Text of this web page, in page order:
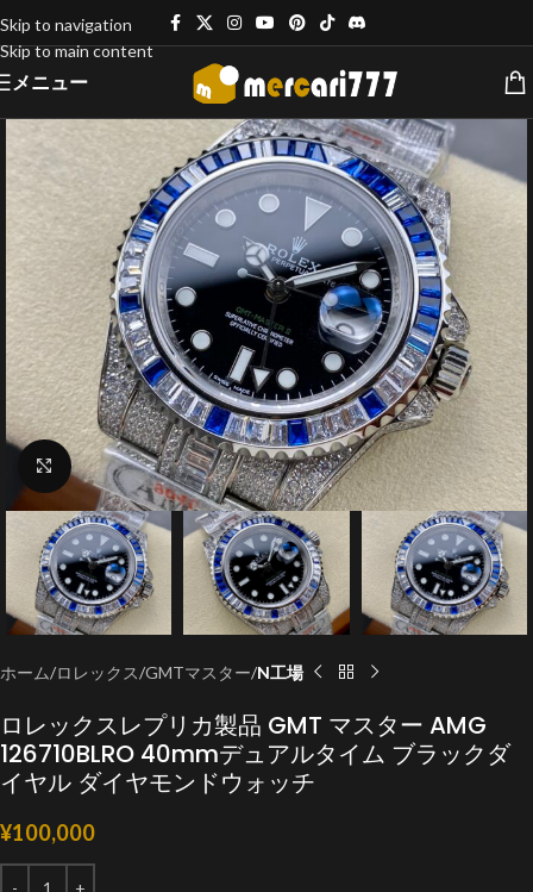
Skip to navigation
Skip to main content
メニュー
クリックで拡大
ホーム ロレックス GMTマスター N工場
ロレックスレプリカ製品 GMT マスター AMG
126710BLRO 40mmデュアルタイム ブラックダ
イヤル ダイヤモンドウォッチ
¥100,000